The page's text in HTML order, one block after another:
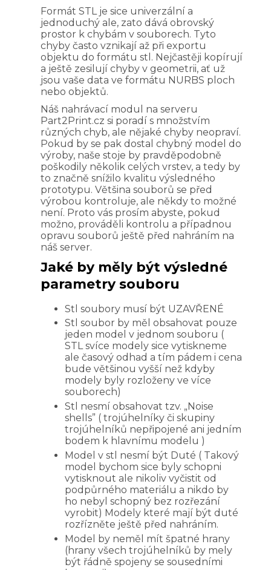
Formát STL je sice univerzální a
jednoduchý ale, zato dává obrovský
prostor k chybám v souborech. Tyto
chyby často vznikají až při exportu
objektu do formátu stl. Nejčastěji kopírují
a ještě zesilují chyby v geometrii, ať už
jsou vaše data ve formátu NURBS ploch
nebo objektů.
Náš nahrávací modul na serveru
Part2Print.cz si poradí s množstvím
různých chyb, ale nějaké chyby neopraví.
Pokud by se pak dostal chybný model do
výroby, naše stoje by pravděpodobně
poškodily několik celých vrstev, a tedy by
to značně snížilo kvalitu výsledného
prototypu. Většina souborů se před
výrobou kontroluje, ale někdy to možné
není. Proto vás prosím abyste, pokud
možno, prováděli kontrolu a případnou
opravu souborů ještě před nahráním na
náš server.
Jaké by měly být výsledné
parametry souboru
Stl soubory musí být UZAVŘENÉ
Stl soubor by měl obsahovat pouze
jeden model v jednom souboru (
STL svíce modely sice vytiskneme
ale časový odhad a tím pádem i cena
bude většinou vyšší než kdyby
modely byly rozloženy ve více
souborech)
Stl nesmí obsahovat tzv. „Noise
shells” ( trojúhelníky či skupiny
trojúhelníků nepřipojené ani jedním
bodem k hlavnímu modelu )
Model v stl nesmí být Duté ( Takový
model bychom sice byly schopni
vytisknout ale nikoliv vyčistit od
podpůrného materiálu a nikdo by
ho nebyl schopný bez rozřezání
vyrobit) Modely které mají být duté
rozřízněte ještě před nahráním.
Model by neměl mít špatné hrany
(hrany všech trojúhelníků by mely
být řádně spojeny se sousedními